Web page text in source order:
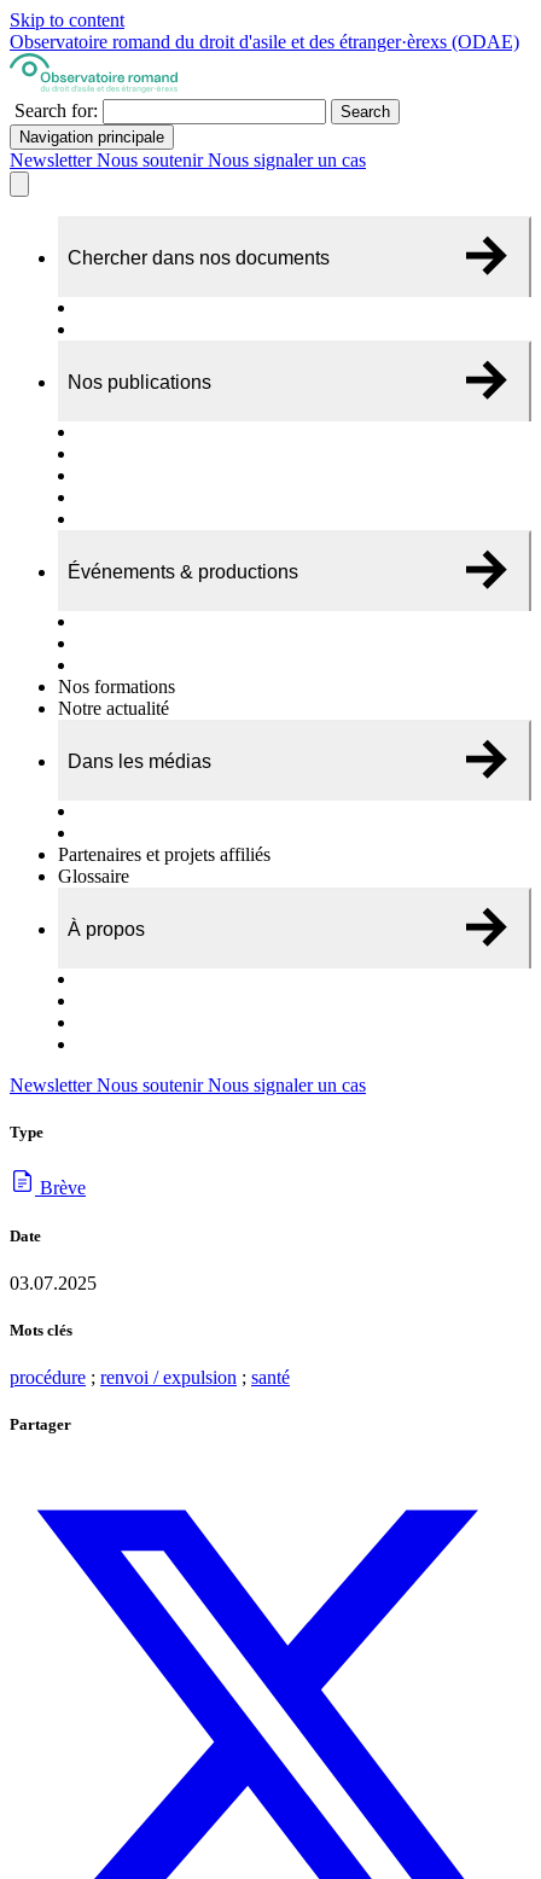
Skip to content
Observatoire romand du droit d'asile et des étranger·èrexs (ODAE)
Search for:
Search
Navigation principale
NewsletterNous soutenirNous signaler un cas
Chercher dans nos documents
Nos publications
Événements & productions
Nos formations
Notre actualité
Dans les médias
Partenaires et projets affiliés
Glossaire
À propos
NewsletterNous soutenirNous signaler un cas
Type
Brève
Date
03.07.2025
Mots clés
procédure ; renvoi / expulsion ; santé
Partager